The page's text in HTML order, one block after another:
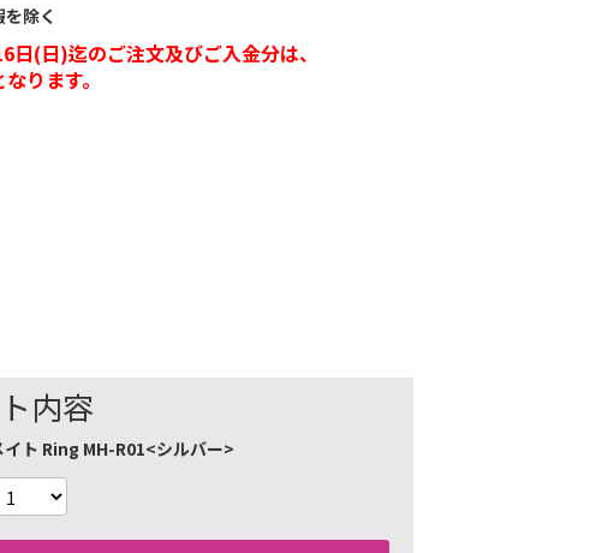
除く
日(日)迄のご注文及びご入金分は、
ります。
内容
イト Ring MH-R01<シルバー>